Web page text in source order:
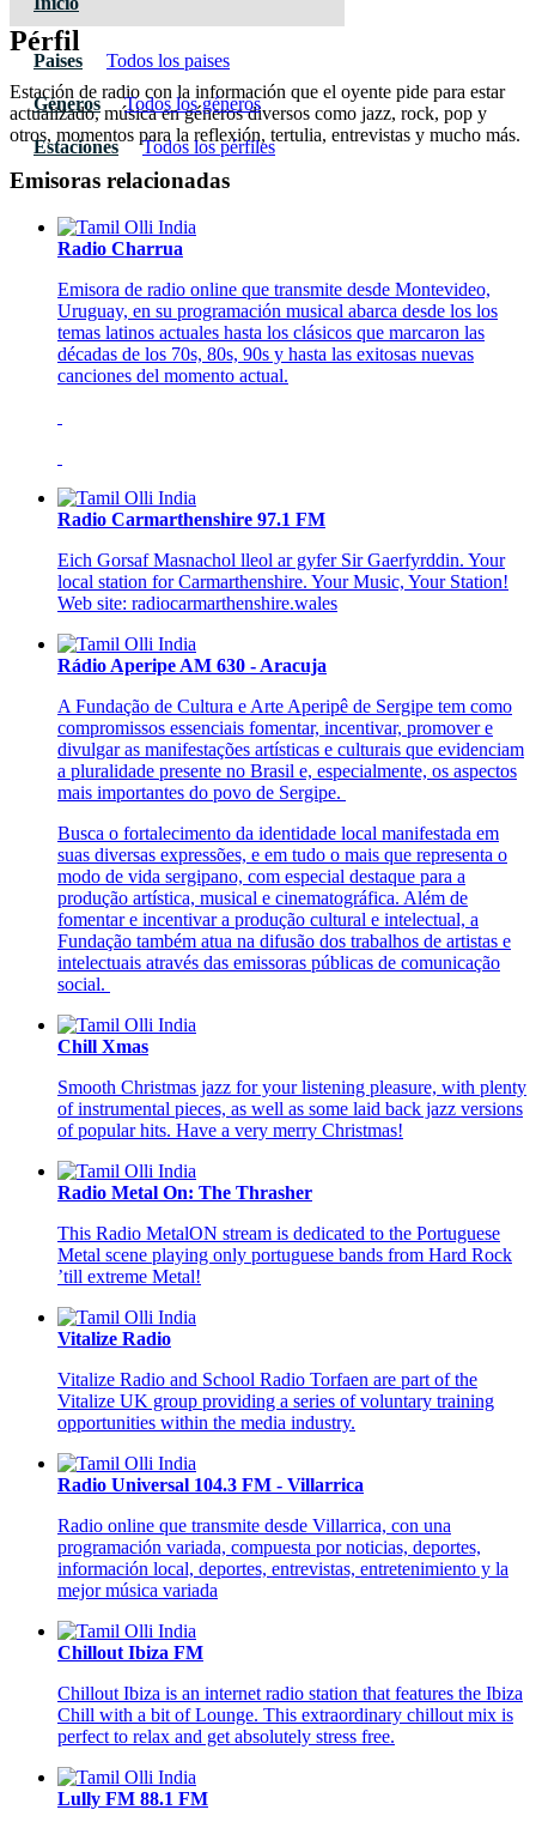
Paises Todos los paises
Géneros Todos los géneros
Estaciones Todos los pérfiles
Pérfil
Estación de radio con la información que el oyente pide para estar
actualizado, música en géneros diversos como jazz, rock, pop y
otros, momentos para la reflexión, tertulia, entrevistas y mucho más.
Emisoras relacionadas
Radio Charrua
Emisora de radio online que transmite desde Montevideo,
Uruguay, en su programación musical abarca desde los los
temas latinos actuales hasta los clásicos que marcaron las
décadas de los 70s, 80s, 90s y hasta las exitosas nuevas
canciones del momento actual.
Radio Carmarthenshire 97.1 FM
Eich Gorsaf Masnachol lleol ar gyfer Sir Gaerfyrddin. Your
local station for Carmarthenshire. Your Music, Your Station!
Web site: radiocarmarthenshire.wales
Rádio Aperipe AM 630 - Aracuja
A Fundação de Cultura e Arte Aperipê de Sergipe tem como
compromissos essenciais fomentar, incentivar, promover e
divulgar as manifestações artísticas e culturais que evidenciam
a pluralidade presente no Brasil e, especialmente, os aspectos
mais importantes do povo de Sergipe.
Busca o fortalecimento da identidade local manifestada em
suas diversas expressões, e em tudo o mais que representa o
modo de vida sergipano, com especial destaque para a
produção artística, musical e cinematográfica. Além de
fomentar e incentivar a produção cultural e intelectual, a
Fundação também atua na difusão dos trabalhos de artistas e
intelectuais através das emissoras públicas de comunicação
social.
Chill Xmas
Smooth Christmas jazz for your listening pleasure, with plenty
of instrumental pieces, as well as some laid back jazz versions
of popular hits. Have a very merry Christmas!
Radio Metal On: The Thrasher
This Radio MetalON stream is dedicated to the Portuguese
Metal scene playing only portuguese bands from Hard Rock
’till extreme Metal!
Vitalize Radio
Vitalize Radio and School Radio Torfaen are part of the
Vitalize UK group providing a series of voluntary training
opportunities within the media industry.
Radio Universal 104.3 FM - Villarrica
Radio online que transmite desde Villarrica, con una
programación variada, compuesta por noticias, deportes,
información local, deportes, entrevistas, entretenimiento y la
mejor música variada
Chillout Ibiza FM
Chillout Ibiza is an internet radio station that features the Ibiza
Chill with a bit of Lounge. This extraordinary chillout mix is
perfect to relax and get absolutely stress free.
Lully FM 88.1 FM